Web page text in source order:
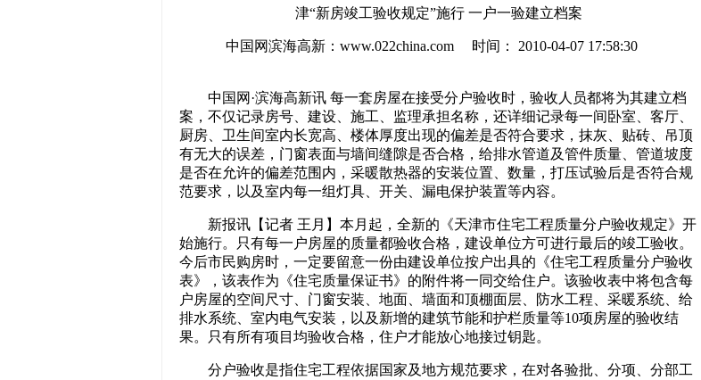
津“新房竣工验收规定”施行 一户一验建立档案
中国网滨海高新：www.022china.com 时间： 2010-04-07 17:58:30
中国网·滨海高新讯 每一套房屋在接受分户验收时，验收人员都将为其建立档
案，不仅记录房号、建设、施工、监理承担名称，还详细记录每一间卧室、客厅、
厨房、卫生间室内长宽高、楼体厚度出现的偏差是否符合要求，抹灰、贴砖、吊顶
有无大的误差，门窗表面与墙间缝隙是否合格，给排水管道及管件质量、管道坡度
是否在允许的偏差范围内，采暖散热器的安装位置、数量，打压试验后是否符合规
范要求，以及室内每一组灯具、开关、漏电保护装置等内容。
新报讯【记者 王月】本月起，全新的《天津市住宅工程质量分户验收规定》开
始施行。只有每一户房屋的质量都验收合格，建设单位方可进行最后的竣工验收。
今后市民购房时，一定要留意一份由建设单位按户出具的《住宅工程质量分户验收
表》，该表作为《住宅质量保证书》的附件将一同交给住户。该验收表中将包含每
户房屋的空间尺寸、门窗安装、地面、墙面和顶棚面层、防水工程、采暖系统、给
排水系统、室内电气安装，以及新增的建筑节能和护栏质量等10项房屋的验收结
果。只有所有项目均验收合格，住户才能放心地接过钥匙。
分户验收是指住宅工程依据国家及地方规范要求，在对各验批、分项、分部工